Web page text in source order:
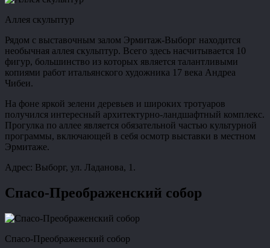
Аллея скульптур
Рядом с выставочным залом Эрмитаж-Выборг находится
необычная аллея скульптур. Всего здесь насчитывается 10
фигур, большинство из которых является талантливыми
копиями работ итальянского художника 17 века Андреа
Чибеи.
На фоне яркой зелени деревьев и широких тротуаров
получился интересный архитектурно-ландшафтный комплекс.
Прогулка по аллее является обязательной частью культурной
программы, включающей в себя осмотр выставки в местном
Эрмитаже.
Адрес: Выборг, ул. Ладанова, 1.
Спасо-Преображенский собор
Спасо-Преображенский собор